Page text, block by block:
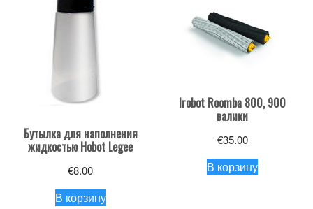
Бутылка для наполнения
жидкостью Hobot Legee
€8.00
В корзину
Irobot Roomba 800, 900
валики
€35.00
В корзину